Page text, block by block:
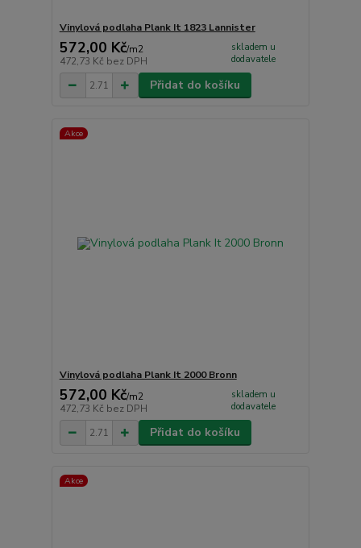
Vinylová podlaha Plank It 1823 Lannister
572,00 Kč/m2
472,73 Kč bez DPH
skladem u
dodavatele
Přidat do košíku
Akce
Vinylová podlaha Plank It 2000 Bronn
572,00 Kč/m2
472,73 Kč bez DPH
skladem u
dodavatele
Přidat do košíku
Akce